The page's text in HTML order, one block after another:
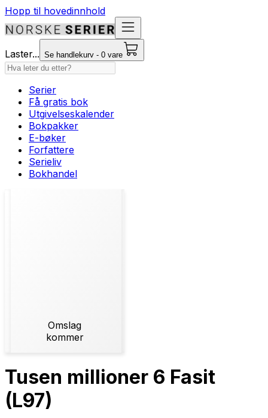
Hopp til hovedinnhold
Laster... Se handlekurv - 0 vare
Serier
Få gratis bok
Utgivelseskalender
Bokpakker
E-bøker
Forfattere
Serieliv
Bokhandel
Omslag
kommer
Tusen millioner 6 Fasit
(L97)